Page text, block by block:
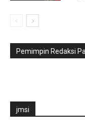
Pemimpin Redaksi
jmsi